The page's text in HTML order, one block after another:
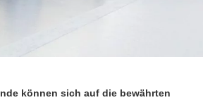
können sich auf die bewährten